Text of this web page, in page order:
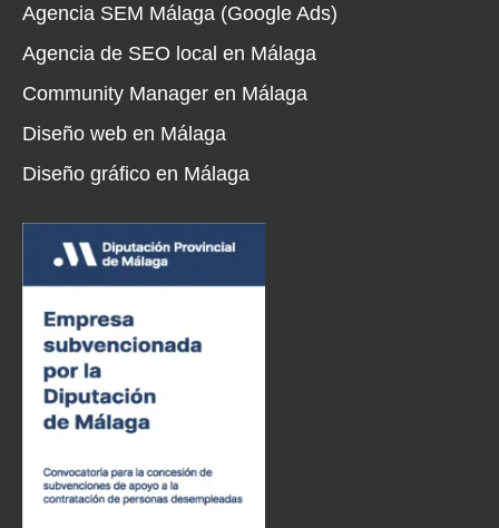
Agencia SEM Málaga (Google Ads)
Agencia de SEO local en Málaga
Community Manager en Málaga
Diseño web en Málaga
Diseño gráfico en Málaga